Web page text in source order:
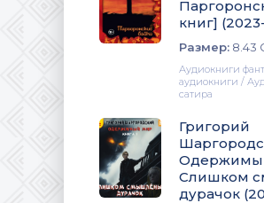
книг]
Размер: 8.43
Аудиокниги
аудиокниги /
сатира
Григорий
Слишком
дурачок